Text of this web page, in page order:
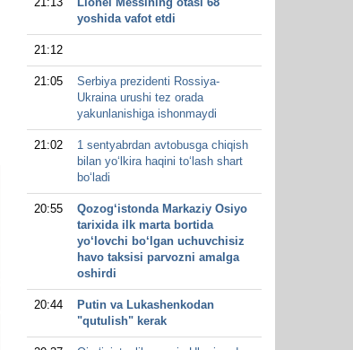
yoshida vafot etdi
21:12
21:05
Serbiya prezidenti Rossiya-
Ukraina urushi tez orada
yakunlanishiga ishonmaydi
21:02
1 sentyabrdan avtobusga chiqish
bilan yo‘lkira haqini to‘lash shart
bo‘ladi
20:55
Qozog‘istonda Markaziy Osiyo
tarixida ilk marta bortida
yo‘lovchi bo‘lgan uchuvchisiz
havo taksisi parvozni amalga
oshirdi
20:44
Putin va Lukashenkodan
"qutulish" kerak